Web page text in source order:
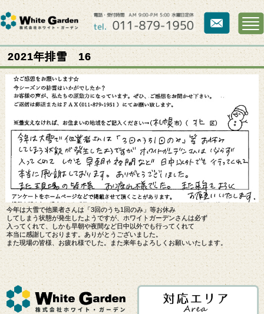
2021年排雪 16
今年は大雪で他業者さんは「3回のうち1回のみ」等お休み
してしまう状態が発生したようですが、ホワイトガーデンさんは必ず
入ってくれて、しかも早朝や夜間など日中以外でも行ってくれて
本当に感謝しております。ありがとうございました。
また現場の皆様、お疲れ様でした。また来年もよろしくお願いいたします。